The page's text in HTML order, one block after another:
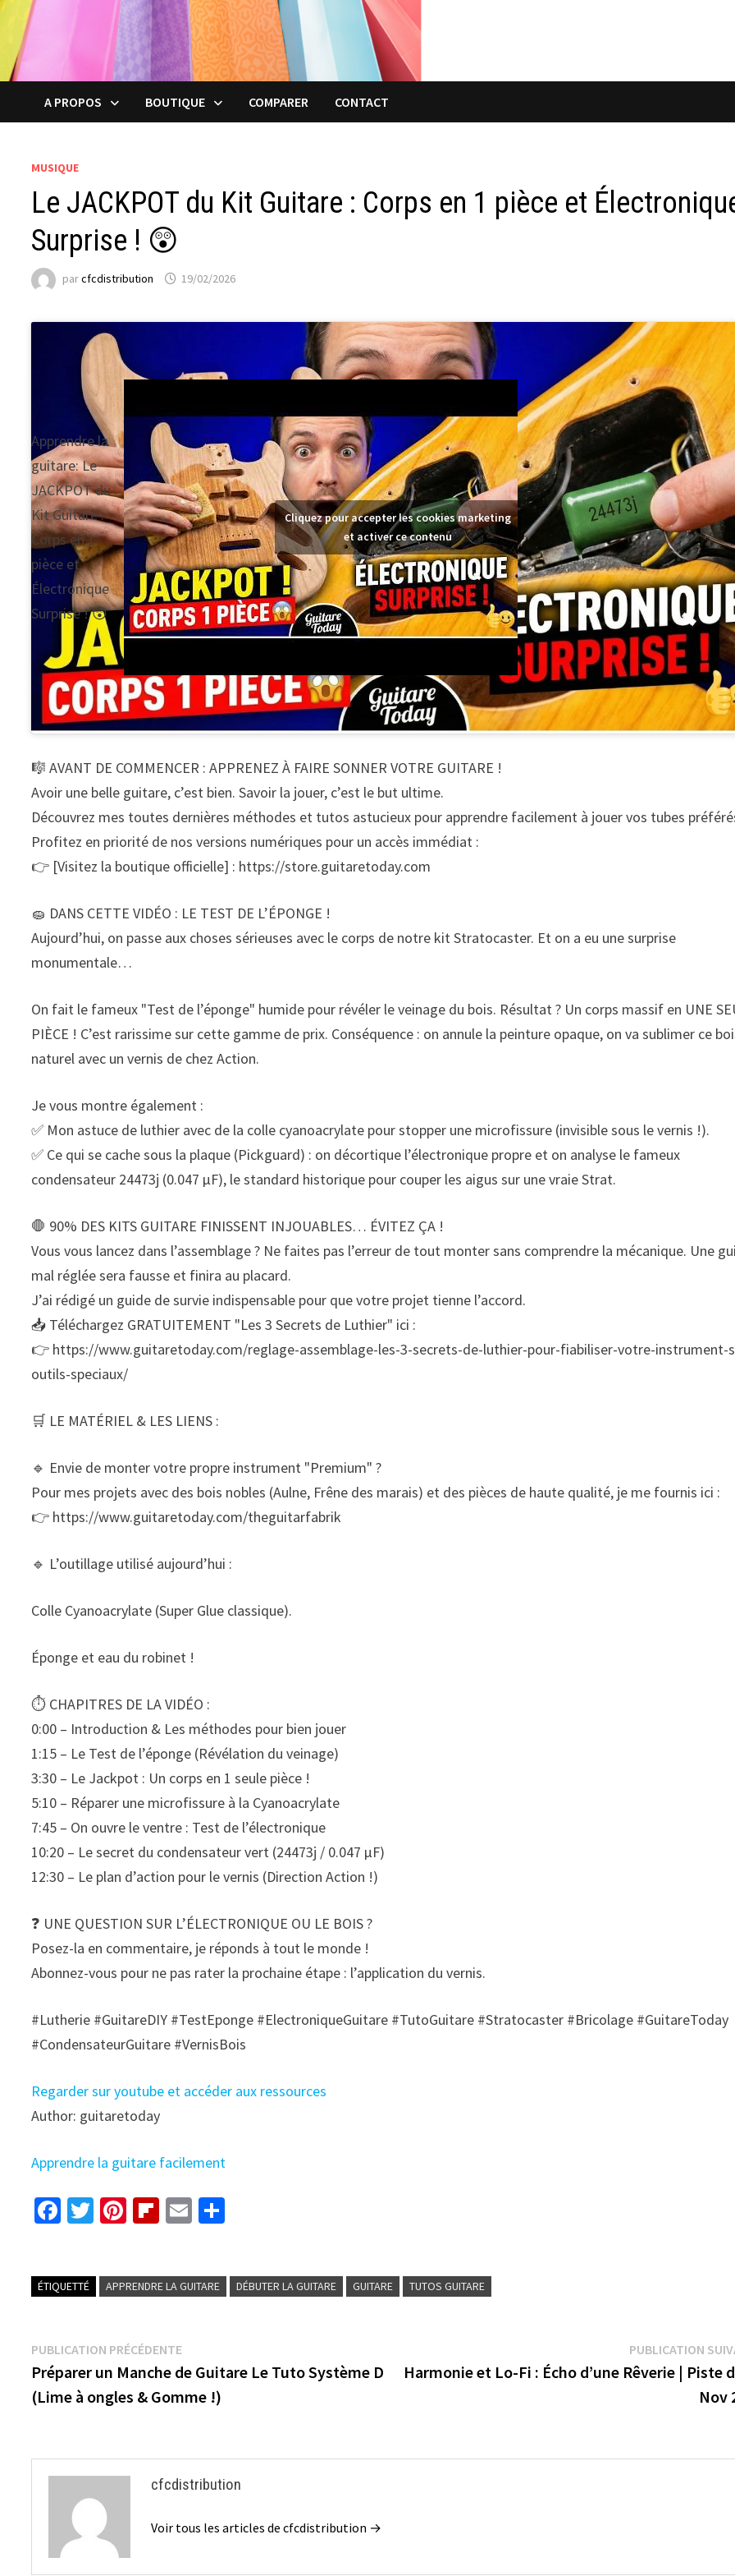
A PROPOS BOUTIQUE COMPARER CONTACT
MUSIQUE
Le JACKPOT du Kit Guitare : Corps en 1 pièce et
Surprise ! 😲
parcfcdistribution 19/02/2026
Apprendre la
guitare: Le
JACKPOT du
Kit Guitare :
Corps en 1
pièce et
Électronique
Surprise ! 😲
Cliquez pour accepter les cookies marketing
et activer ce contenu
🎼 AVANT DE COMMENCER : APPRENEZ À FAIRE SONNER VOTRE GUITARE !
Avoir une belle guitare, c’est bien. Savoir la jouer, c’est le but ultime.
Découvrez mes toutes dernières méthodes et tutos astucieux pour apprendre facilement à jouer vos tubes
Profitez en priorité de nos versions numériques pour un accès immédiat :
👉 [Visitez la boutique officielle] : https://store.guitaretoday.com
🧽 DANS CETTE VIDÉO : LE TEST DE L’ÉPONGE !
Aujourd’hui, on passe aux choses sérieuses avec le corps de notre kit Stratocaster. Et on a eu une surprise
monumentale…
On fait le fameux "Test de l’éponge" humide pour révéler le veinage du bois. Résultat ? Un corps massif en UNE
PIÈCE ! C’est rarissime sur cette gamme de prix. Conséquence : on annule la peinture opaque, on va sublimer ce
naturel avec un vernis de chez Action.
Je vous montre également :
✅ Mon astuce de luthier avec de la colle cyanoacrylate pour stopper une microfissure (invisible sous le vernis !).
✅ Ce qui se cache sous la plaque (Pickguard) : on décortique l’électronique propre et on analyse le fameux
condensateur 24473j (0.047 µF), le standard historique pour couper les aigus sur une vraie Strat.
🛑 90% DES KITS GUITARE FINISSENT INJOUABLES… ÉVITEZ ÇA !
Vous vous lancez dans l’assemblage ? Ne faites pas l’erreur de tout monter sans comprendre la mécanique. Une
mal réglée sera fausse et finira au placard.
J’ai rédigé un guide de survie indispensable pour que votre projet tienne l’accord.
📥 Téléchargez GRATUITEMENT "Les 3 Secrets de Luthier" ici :
👉 https://www.guitaretoday.com/reglage-assemblage-les-3-secrets-de-luthier-pour-fiabiliser-votre-instrument-
outils-speciaux/
🛒 LE MATÉRIEL & LES LIENS :
🔹 Envie de monter votre propre instrument "Premium" ?
Pour mes projets avec des bois nobles (Aulne, Frêne des marais) et des pièces de haute qualité, je me fournis ici :
👉 https://www.guitaretoday.com/theguitarfabrik
🔹 L’outillage utilisé aujourd’hui :
Colle Cyanoacrylate (Super Glue classique).
Éponge et eau du robinet !
⏱️ CHAPITRES DE LA VIDÉO :
0:00 – Introduction & Les méthodes pour bien jouer
1:15 – Le Test de l’éponge (Révélation du veinage)
3:30 – Le Jackpot : Un corps en 1 seule pièce !
5:10 – Réparer une microfissure à la Cyanoacrylate
7:45 – On ouvre le ventre : Test de l’électronique
10:20 – Le secret du condensateur vert (24473j / 0.047 µF)
12:30 – Le plan d’action pour le vernis (Direction Action !)
❓ UNE QUESTION SUR L’ÉLECTRONIQUE OU LE BOIS ?
Posez-la en commentaire, je réponds à tout le monde !
Abonnez-vous pour ne pas rater la prochaine étape : l’application du vernis.
#Lutherie #GuitareDIY #TestEponge #ElectroniqueGuitare #TutoGuitare #Stratocaster #Bricolage #GuitareToday
#CondensateurGuitare #VernisBois
Regarder sur youtube et accéder aux ressources
Author: guitaretoday
Apprendre la guitare facilement
Fa
o
k
T
er
Pi
es
Fl
o
d
E
l
ge
ÉTIQUETTÉ APPRENDRE LA GUITARE DÉBUTER LA GUITARE GUITARE TUTOS GUITARE
Navigation
de
l’article
PUBLICATION PRÉCÉDENTEPublication
précédente :
Préparer un Manche de Guitare Le Tuto Système D
(Lime à ongles & Gomme !)
PUBLICATION
Harmonie et Lo-Fi : Écho d’une Rêverie | Piste
Nov
cfcdistribution
Voir tous les articles de cfcdistribution →